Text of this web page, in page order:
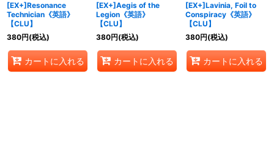
[EX+]Resonance
Technician《英語》
【CLU】
380円(税込)
カートに入れる
[EX+]Aegis of the
Legion《英語》
【CLU】
380円(税込)
カートに入れる
[EX+]Lavinia, Foil to
Conspiracy《英語》
【CLU】
380円(税込)
カートに入れる